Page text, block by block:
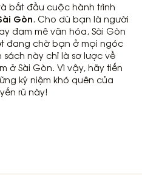
bắt đầu cuộc hành trình
Gòn. Cho dù bạn là người
đam mê văn hóa, Sài Gòn
đang chờ bạn ở mọi ngóc
này chỉ là sơ lược về
ở Sài Gòn. Vì vậy, hãy tiến
kỷ niệm khó quên của
rũ này!